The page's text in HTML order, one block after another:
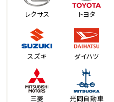
レクサス トヨタ
スズキ ダイハツ
三菱 光岡自動車